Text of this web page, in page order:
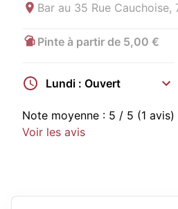
Bar au 35 Rue Cauchoise,
Pinte à partir de 5,00 €
Lundi : Ouvert
Note moyenne : 5 / 5 (1 avis)
Voir les avis